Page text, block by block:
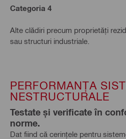
Categoria 4
Alte clădiri precum proprietăți
sau structuri industriale.
PERFORMANȚA
NESTRUCTURALE
Testate și verificate în
norme.
Dat fiind că cerințele pentru